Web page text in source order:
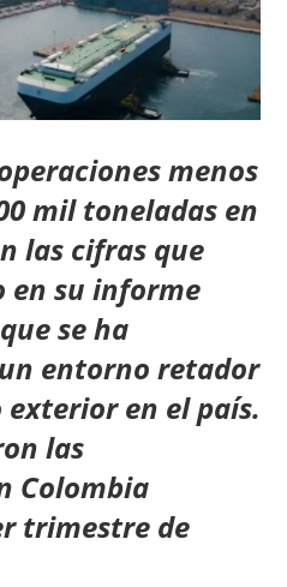
menos
mil toneladas en
las cifras que
en su informe
se ha
entorno retador
en el país.
las
Colombia
trimestre de